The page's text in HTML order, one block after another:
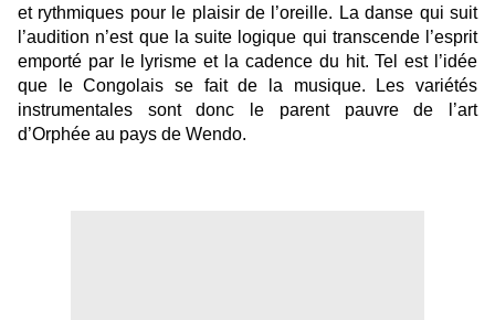
et rythmiques pour le plaisir de l’oreille. La danse qui suit
l’audition n’est que la suite logique qui transcende l’esprit
emporté par le lyrisme et la cadence du hit. Tel est l’idée
que le Congolais se fait de la musique. Les variétés
instrumentales sont donc le parent pauvre de l’art
d’Orphée au pays de Wendo.